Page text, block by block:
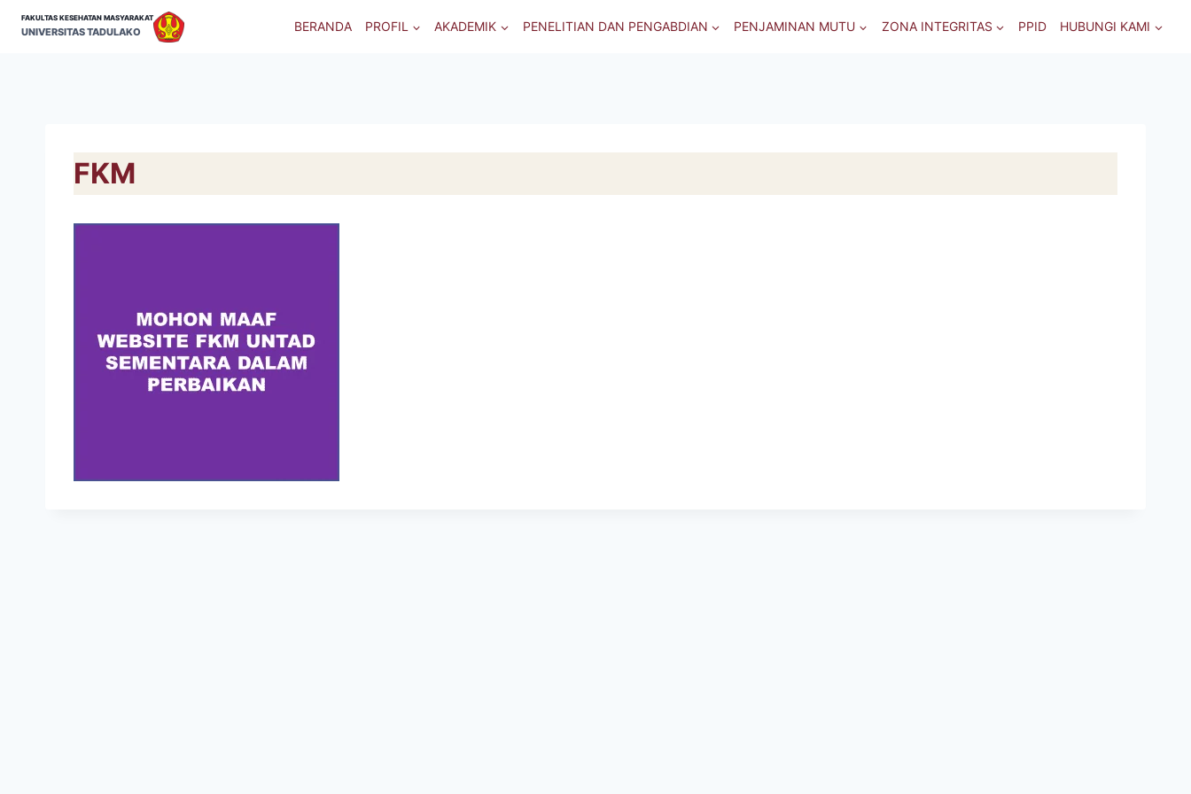
SkipFAKULTAS KESEHATAN MASYARAKAT
UNIVERSITAS TADULAKO BERANDA PROFIL AKADEMIK PENELITIAN DAN PENGABDIAN PENJAMINAN MUTU ZONA INTEGRITAS PPID HUBUNGI KAMI
FKM